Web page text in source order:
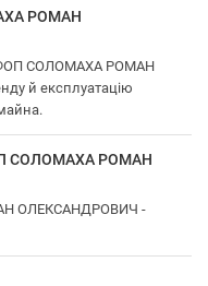
РОМАН
ФОП СОЛОМАХА РОМАН
й експлуатацію
СОЛОМАХА РОМАН
ОЛЕКСАНДРОВИЧ -